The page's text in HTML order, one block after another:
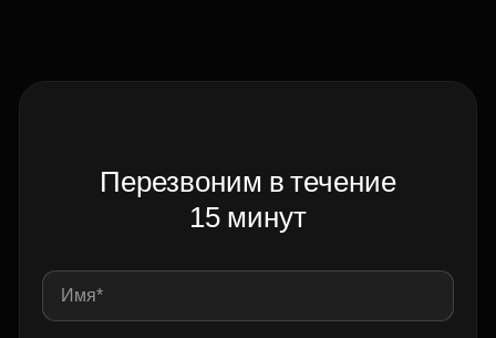
Перезвоним в течение
15 минут